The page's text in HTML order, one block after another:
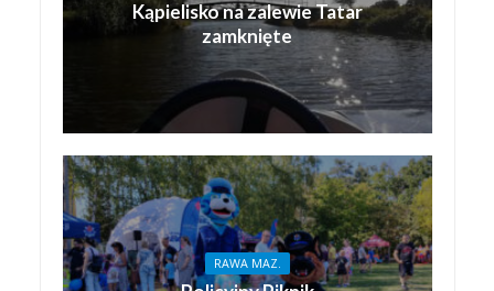
Kąpielisko na zalewie Tatar
zamknięte
RAWA MAZ.